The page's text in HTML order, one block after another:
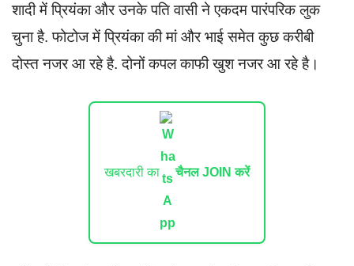
शादी में प्रियंका और उनके पति वासी ने एकदम पारंपरिक लुक
चुना है. फोटोज में प्रियंका की मां और भाई समेत कुछ करीबी
दोस्त नजर आ रहे है. दोनों कपल काफी खुश नजर आ रहे है।
खबरदारी का चैनल JOIN करें